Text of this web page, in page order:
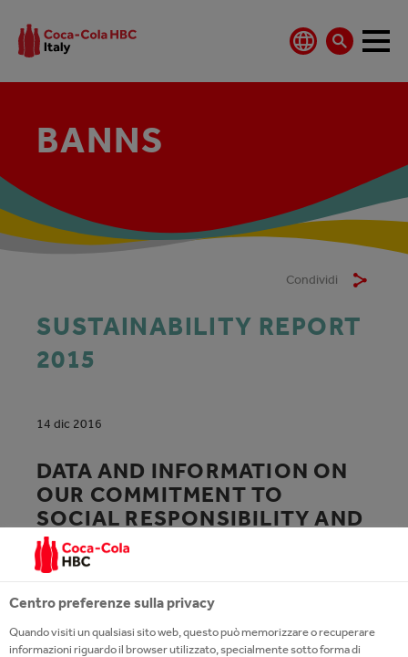
BANNS
Condividi
SUSTAINABILITY REPORT
2015
14 dic 2016
DATA AND INFORMATION ON
OUR COMMITMENT TO
SOCIAL RESPONSIBILITY AND
THE RESULTS ACHIEVED IN
THE VARIOUS AREAS.
DOWNLOAD THE FULL
REPORT!
Centro preferenze sulla privacy
Quando visiti un qualsiasi sito web, questo può memorizzare o recuperare
informazioni riguardo il browser utilizzato, specialmente sotto forma di